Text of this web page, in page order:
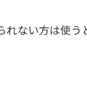
ない方は使う